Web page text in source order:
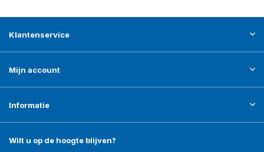
Klantenservice
Mijn account
Informatie
Wilt u op de hoogte blijven?